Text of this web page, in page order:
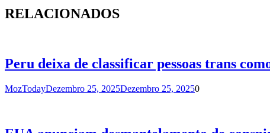
RELACIONADOS
Peru deixa de classificar pessoas trans
MozTodayDezembro 25, 2025Dezembro 25, 20250